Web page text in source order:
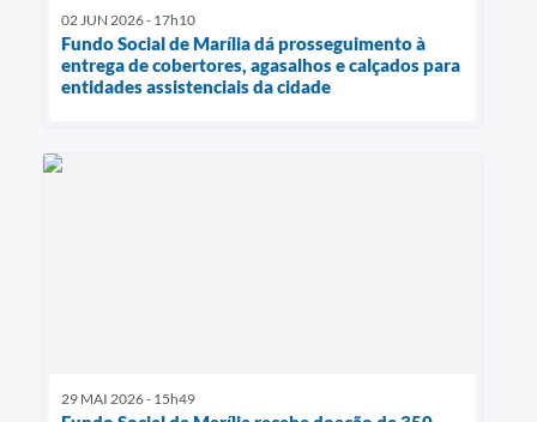
02 JUN 2026 - 17h10
Fundo Social de Marília dá prosseguimento à
entrega de cobertores, agasalhos e calçados para
entidades assistenciais da cidade
29 MAI 2026 - 15h49